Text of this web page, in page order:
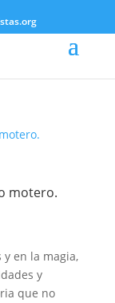
motero.
y en la magia,
y
que no